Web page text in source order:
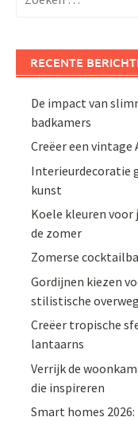
naar:
RECENTE
De impact van
badkamers
Creëer een vintage
Interieurdecoratie
kunst
Koele kleuren voor
de zomer
Zomerse
Gordijnen kiezen
stilistische
Creëer tropische
lantaarns
Verrijk de
die inspireren
Smart homes